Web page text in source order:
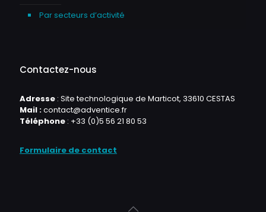
Par secteurs d’activité
Contactez-nous
Adresse : Site technologique de Marticot, 33610 CESTAS
Mail :contact@adventice.fr
Téléphone : +33 (0)5 56 21 80 53
Formulaire de contact